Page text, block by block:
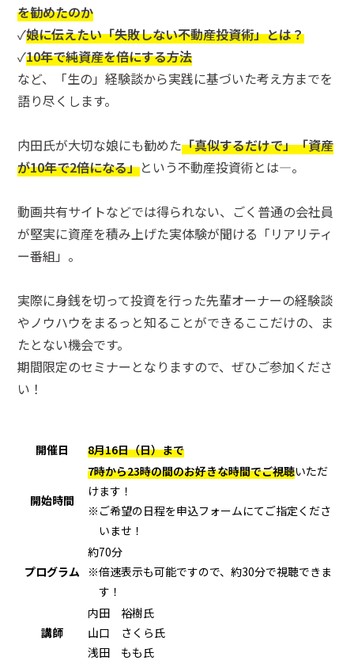
を勧めたのか
✓娘に伝えたい「失敗しない不動産投資術」とは？
✓10年で純資産を倍にする方法
など、「生の」経験談から実践に基づいた考え方までを
語り尽くします。
内田氏が大切な娘にも勧めた「真似するだけで」「資産
が10年で2倍になる」という不動産投資術とは―。
動画共有サイトなどでは得られない、ごく普通の会社員
が堅実に資産を積み上げた実体験が聞ける「リアリティ
ー番組」。
実際に身銭を切って投資を行った先輩オーナーの経験談
やノウハウをまるっと知ることができるここだけの、ま
たとない機会です。
期間限定のセミナーとなりますので、ぜひご参加くださ
い！
開催日 8月16日（日）まで
開始時間
7時から23時の間のお好きな時間でご視聴いただ
けます！
※ご希望の日程を申込フォームにてご指定くださ
いませ！
プログラム
約70分
※倍速表示も可能ですので、約30分で視聴できま
す！
講師
内田 裕樹氏
山口 さくら氏
浅田 もも氏